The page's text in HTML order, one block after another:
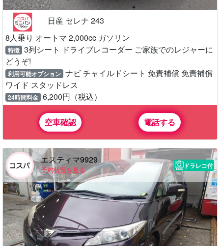
日産 セレナ 243
8人乗り オートマ 2,000cc ガソリン
特徴 3列シート ドライブレコーダー ご家族でのレジャーに
どうぞ!
利用可能オプション ナビ チャイルドシート 免責補償 免責補償
ワイド スタッドレス
24時間料金 6,200円（税込）
空車確認 電話する
エスティマ9929
予約状況を見る
ドラレコ付